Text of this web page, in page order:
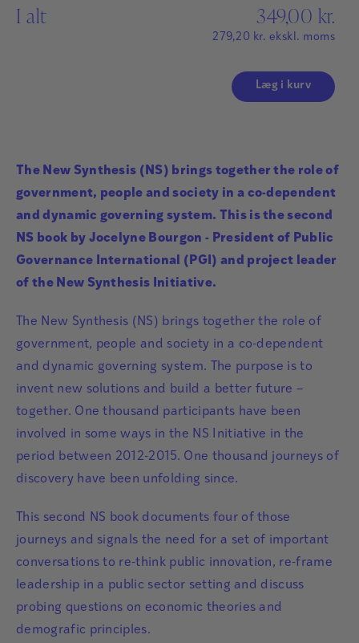
I alt 349,00 kr.
279,20 kr. ekskl. moms
Læg i kurv
The New Synthesis (NS) brings together the role of
government, people and society in a co-dependent
and dynamic governing system. This is the second
NS book by Jocelyne Bourgon - President of Public
Governance International (PGI) and project leader
of the New Synthesis Initiative.
The New Synthesis (NS) brings together the role of
government, people and society in a co-dependent
and dynamic governing system. The purpose is to
invent new solutions and build a better future –
together. One thousand participants have been
involved in some ways in the NS Initiative in the
period between 2012-2015. One thousand journeys of
discovery have been unfolding since.
This second NS book documents four of those
journeys and signals the need for a set of important
conversations to re-think public innovation, re-frame
leadership in a public sector setting and discuss
probing questions on economic theories and
demografic principles.